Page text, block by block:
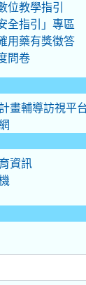
位教學指引
全指引」專區
用藥有獎徵答
問卷
畫輔導訪視平
資訊